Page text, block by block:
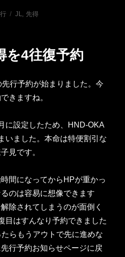
タ
JL, 先得
を4往復予約
行予約が始まりました。今
きますね。
に設定したため、HND-OKA
いました。本命は特便割引な
見です。
間になってからHPが重かっ
のは容易に想像できます
除されてしまうのが面倒く
目はすんなり予約できました
らもうアウトで先に進めな
行予約お知らせページに戻